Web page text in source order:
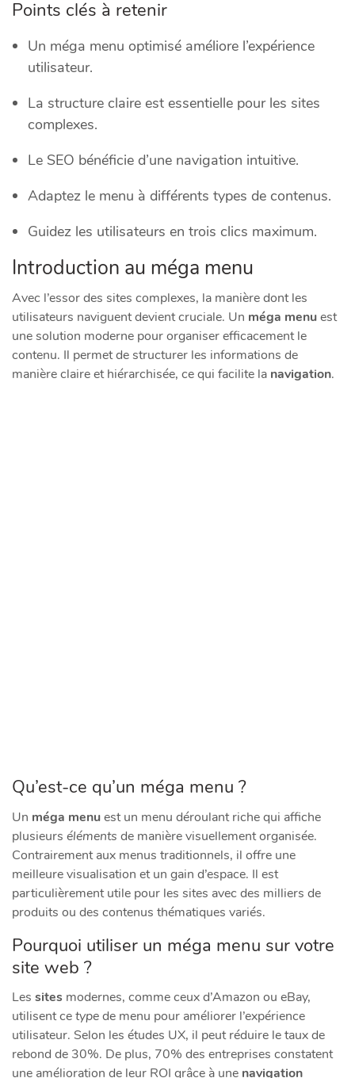
Points clés à retenir
Un méga menu optimisé améliore l’expérience
utilisateur.
La structure claire est essentielle pour les sites
complexes.
Le SEO bénéficie d’une navigation intuitive.
Adaptez le menu à différents types de contenus.
Guidez les utilisateurs en trois clics maximum.
Introduction au méga menu
Avec l’essor des sites complexes, la manière dont les
utilisateurs naviguent devient cruciale. Un méga menuest
une solution moderne pour organiser efficacement le
contenu. Il permet de structurer les informations de
manière claire et hiérarchisée, ce qui facilite la navigation.
Qu’est-ce qu’un méga menu ?
Un méga menuest un menu déroulant riche qui affiche
plusieurs éléments de manière visuellement organisée.
Contrairement aux menus traditionnels, il offre une
meilleure visualisation et un gain d’espace. Il est
particulièrement utile pour les sites avec des milliers de
produits ou des contenus thématiques variés.
Pourquoi utiliser un méga menu sur votre
site web ?
Les sites modernes, comme ceux d’Amazon ou eBay,
utilisent cetypede menu pour améliorer l’expérience
utilisateur. Selon les études UX, il peut réduire le taux de
rebond de 30%. De plus, 70% des entreprises constatent
une amélioration de leur ROI grâce à une navigation